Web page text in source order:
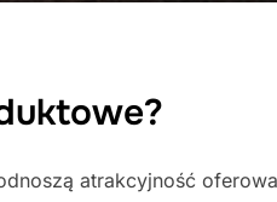
atrakcyjność